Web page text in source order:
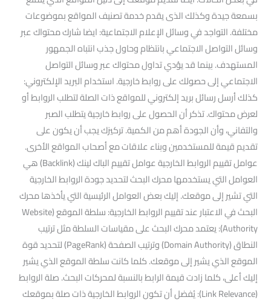
بسمعة جيدة وكذلك الذى يقدم خدمة تصنيف المواقع بموضوعات
مختلفة. التواجد في وسائل الإعلام الاجتماعية: ايضا شارك محتواك عبر
وسائل التواصل الاجتماعي بانتظام وحاول جذب انتباه الجمهور
المستهدف. بينما قد يؤدي تداول محتواك عبر وسائل التواصل
الاجتماعي إلى حصولك على روابط خارجية. استخدام البريد الإلكتروني:
كذلك أرسل رسائل بريد إلكتروني للمواقع ذات الصلة لتطلب الروابط أو
لعرض محتواك. تذكر أن الحصول على روابط خارجية يتطلب الصبر
والتفاني، وأن الجودة أهم من الكمية. تركيزك يجب أن يكون على
تقديم قيمة للمستخدمين وبناء علاقات مع أصحاب المواقع الأخرى.
عوامل تقييم الروابط الخارجية عوامل تقييم الباك لينك (Backlink) هي
العوامل التي يستخدمها محرك البحث لتحديد جودة الروابط الخارجية
التي تشير إلى موقعك. إليك بعض العوامل الرئيسية التي يأخذها محرك
البحث في الاعتبار عند تقييم الروابط الخارجية: سلطة الموقع (Website
Authority): يعتمد محرك البحث على مقياسات السلطة مثل ترتيب
النطاق (Domain Authority) وترتيب الصفحة (PageRank) لتحديد قوة
الموقع الذي يشير إلى موقعك. كلما كانت سلطة الموقع الذي يشير
إليك أعلى، كلما زادت قيمة الرابط بالنسبة لمحركات البحث. صلة الروابط
(Link Relevance): يُفضل أن تكون الروابط الخارجية ذات صلة بموقعك